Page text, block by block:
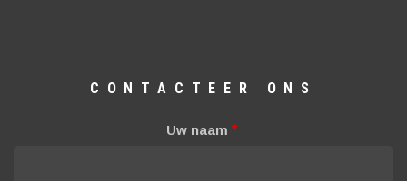
CONTACTEER ONS
Uw naam